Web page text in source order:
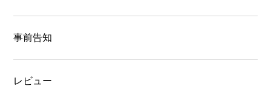
事前告知
レビュー